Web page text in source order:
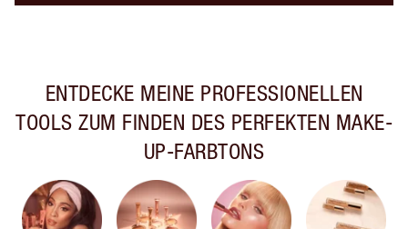
ENTDECKE MEINE PROFESSIONELLEN
TOOLS ZUM FINDEN DES PERFEKTEN MAKE-
UP-FARBTONS